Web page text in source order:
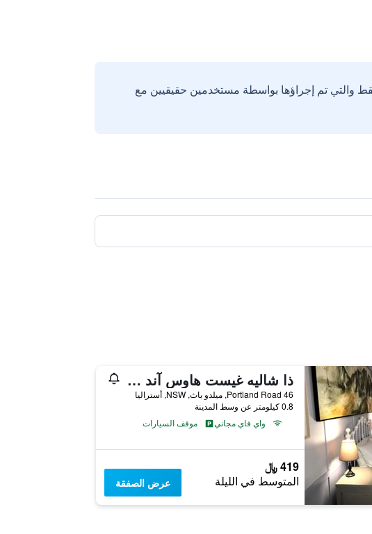
والتي تم إجراؤها بواسطة مستخدمين حقيقيين مع
ذا شاليه غيست هاوس آند ستوديو
46 Portland Road, ميلدو باث, NSW, أستراليا
0.8 كيلومتر عن وسط المدينة
واي فاي مجاني
موقف السيارات
419 ﷼
المتوسط في الليلة عرض الصفقة